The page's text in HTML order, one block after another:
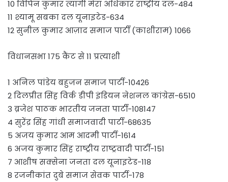
10 विपिन कुमार त्यागी मेरा अधिकार राष्ट्रीय दल-484
11 श्यामू सबका दल यूनाइटेड-634
12 सुनील कुमार आज़ाद समाज पार्टी (काशीराम) 1066
विधानसभा 175 कैंट से 11 प्रत्याशी
1 अनिल पांडेय बहुजन समाज पार्टी-10426
2 दिलप्रीत सिंह विर्क डीपी इंडियन नेशनल कांग्रेस-6510
3 ब्रजेश पाठक भारतीय जनता पार्टी-108147
4 सुरेंद्र सिंह गांधी समाजवादी पार्टी-68635
5 अजय कुमार आम आदमी पार्टी-1614
6 अजय कुमार सिंह राष्ट्रीय राष्ट्रवादी पार्टी-151
7 आशीष सक्सेना जनता दल यूनाइटेड-118
8 रजनीकांत दुबे समाज सेवक पार्टी-178